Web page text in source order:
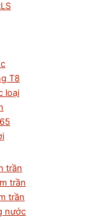
T8
loại
trần
trần
trần
nước